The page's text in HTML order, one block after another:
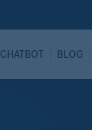
CHATBOT BLOG